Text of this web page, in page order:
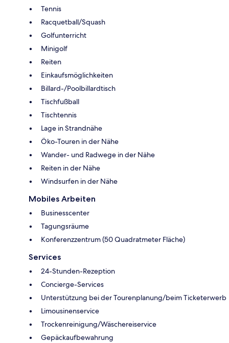
Tennis
Racquetball/Squash
Golfunterricht
Minigolf
Reiten
Einkaufsmöglichkeiten
Billard-/Poolbillardtisch
Tischfußball
Tischtennis
Lage in Strandnähe
Öko-Touren in der Nähe
Wander- und Radwege in der Nähe
Reiten in der Nähe
Windsurfen in der Nähe
Mobiles Arbeiten
Businesscenter
Tagungsräume
Konferenzzentrum (50 Quadratmeter Fläche)
Services
24-Stunden-Rezeption
Concierge-Services
Unterstützung bei der Tourenplanung/beim Ticketerwerb
Limousinenservice
Trockenreinigung/Wäschereiservice
Gepäckaufbewahrung